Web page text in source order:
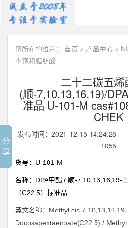
您所在的位置： 首页 > 产品中心 >
不饱和脂肪酸
二十二碳五
(顺-7,10,13,16,19)/
准品 U-101-M
CHEK
发布时间：2021-12-15 14:24:28
1055
货号： U-101-M
名称： DPA甲酯 / 顺-7,10,13,16,19-
（C22:5）标准品
英文名称： Methyl cis-7,10,13,16,19-
Docosapentaenoate(C22:5) / Methyl